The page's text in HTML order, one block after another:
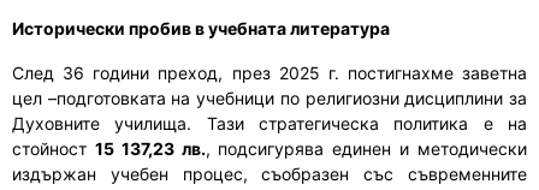
Исторически пробив в учебната литература
След 36 години преход, през 2025 г. постигнахме заветна
цел –подготовката на учебници по религиозни дисциплини за
Духовните училища. Тази стратегическа политика е на
стойност 15 137,23 лв., подсигурява единен и методически
издържан учебен процес, съобразен със съвременните